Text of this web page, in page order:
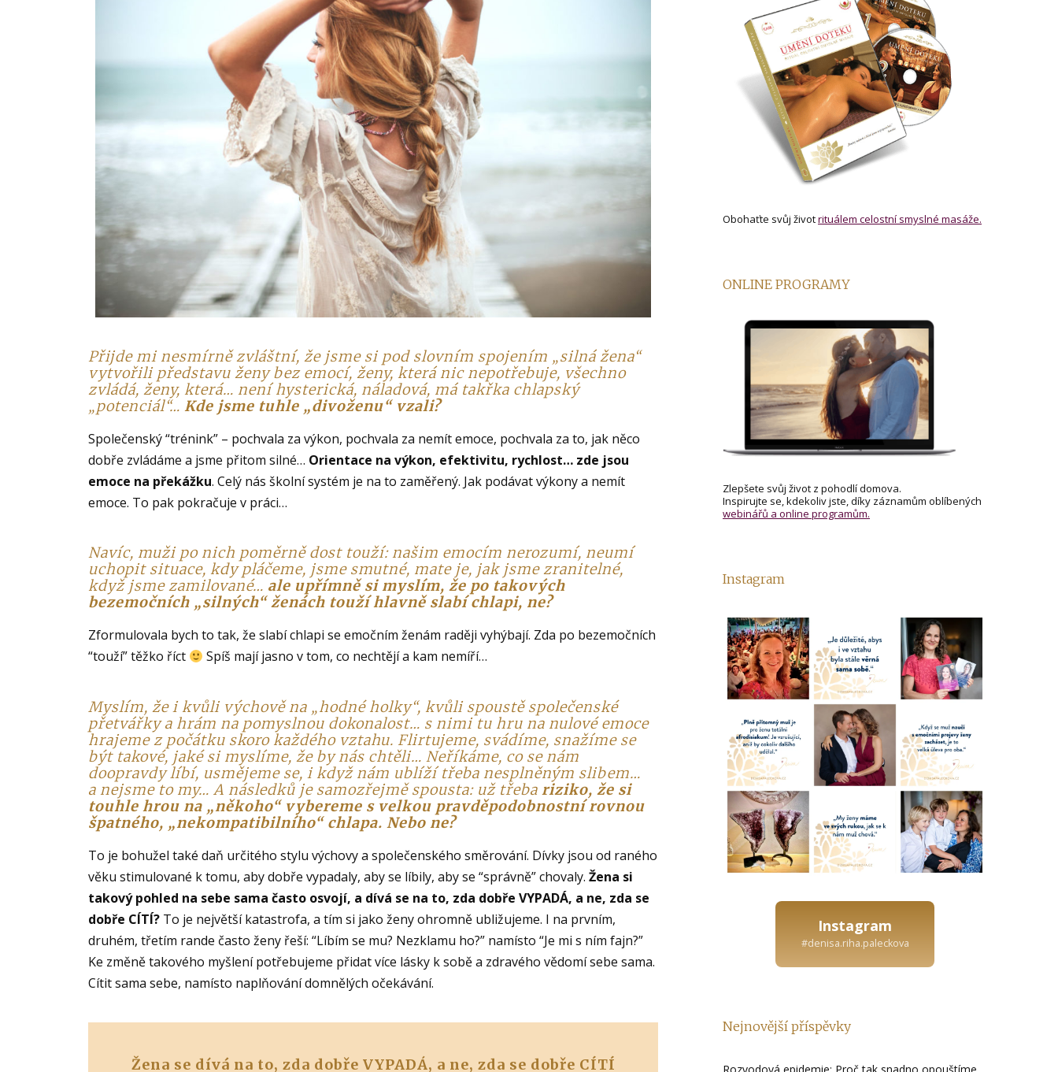
Přijde mi nesmírně zvláštní, že jsme si pod slovním spojením „silná žena“
vytvořili představu ženy bez emocí, ženy, která nic nepotřebuje, všechno
zvládá, ženy, která… není hysterická, náladová, má takřka chlapský
„potenciál“… Kde jsme tuhle „divoženu“ vzali?
Společenský “trénink” – pochvala za výkon, pochvala za nemít emoce, pochvala za to, jak něco
dobře zvládáme a jsme přitom silné… Orientace na výkon, efektivitu, rychlost… zde jsou
emoce na překážku. Celý nás školní systém je na to zaměřený. Jak podávat výkony a nemít
emoce. To pak pokračuje v práci…
Navíc, muži po nich poměrně dost touží: našim emocím nerozumí, neumí
uchopit situace, kdy pláčeme, jsme smutné, mate je, jak jsme zranitelné,
když jsme zamilované… ale upřímně si myslím, že po takových
bezemočních „silných“ ženách touží hlavně slabí chlapi, ne?
Zformulovala bych to tak, že slabí chlapi se emočním ženám raději vyhýbají. Zda po bezemočních
“touží” těžko říct
Spíš mají jasno v tom, co nechtějí a kam nemíří…
Myslím, že i kvůli výchově na „hodné holky“, kvůli spoustě společenské
přetvářky a hrám na pomyslnou dokonalost… s nimi tu hru na nulové emoce
hrajeme z počátku skoro každého vztahu. Flirtujeme, svádíme, snažíme se
být takové, jaké si myslíme, že by nás chtěli… Neříkáme, co se nám
doopravdy líbí, usmějeme se, i když nám ublíží třeba nesplněným slibem…
a nejsme to my… A následků je samozřejmě spousta: už třeba riziko, že si
touhle hrou na „někoho“ vybereme s velkou pravděpodobnostní rovnou
špatného, „nekompatibilního“ chlapa. Nebo ne?
To je bohužel také daň určitého stylu výchovy a společenského směrování. Dívky jsou od raného
věku stimulované k tomu, aby dobře vypadaly, aby se líbily, aby se “správně” chovaly. Žena si
takový pohled na sebe sama často osvojí, a dívá se na to, zda dobře VYPADÁ, a ne, zda se
dobře CÍTÍ? To je největší katastrofa, a tím si jako ženy ohromně ubližujeme. I na prvním,
druhém, třetím rande často ženy řeší: “Líbím se mu? Nezklamu ho?” namísto “Je mi s ním fajn?”
Ke změně takového myšlení potřebujeme přidat více lásky k sobě a zdravého vědomí sebe sama.
Cítit sama sebe, namísto naplňování domnělých očekávání.
Žena se dívá na to, zda dobře VYPADÁ, a ne, zda se dobře CÍTÍ
Obohaťte svůj životrituálem celostní smyslné masáže.
ONLINE PROGRAMY
Zlepšete svůj život z pohodlí domova.
Inspirujte se, kdekoliv jste, díky záznamům oblíbených
webinářů a online programům.
Instagram
Instagram
#denisa.riha.paleckova
Nejnovější příspěvky
Rozvodová epidemie: Proč tak snadno opouštíme